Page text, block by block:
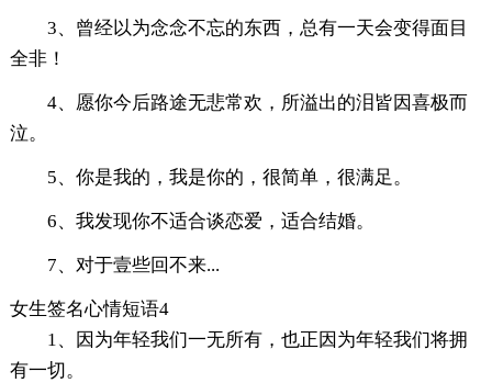
3、曾经以为念念不忘的东西，总有一天会变得面目
全非！
4、愿你今后路途无悲常欢，所溢出的泪皆因喜极而
泣。
5、你是我的，我是你的，很简单，很满足。
6、我发现你不适合谈恋爱，适合结婚。
7、对于壹些回不来...
女生签名心情短语4
1、因为年轻我们一无所有，也正因为年轻我们将拥
有一切。